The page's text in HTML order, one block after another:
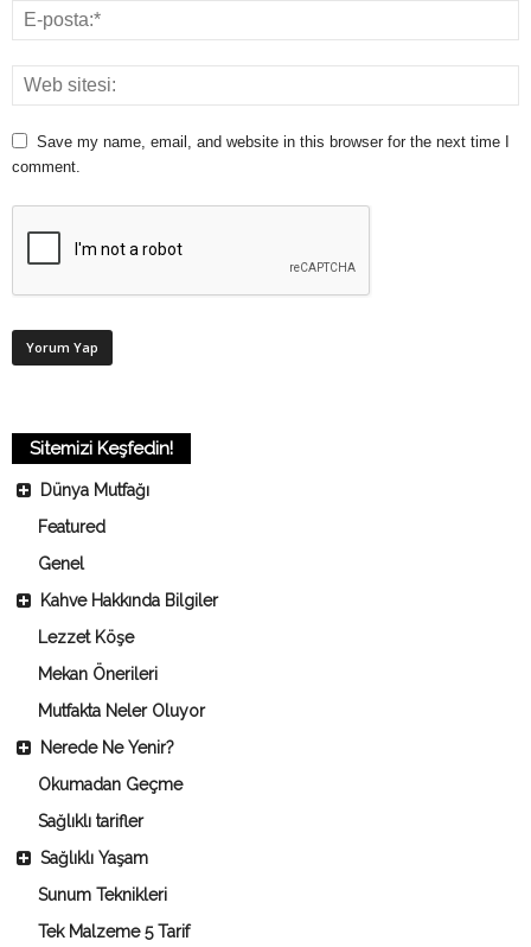
Save my name, email, and website in this browser for the next time I
comment.
Sitemizi Keşfedin!
Dünya Mutfağı
Featured
Genel
Kahve Hakkında Bilgiler
Lezzet Köşe
Mekan Önerileri
Mutfakta Neler Oluyor
Nerede Ne Yenir?
Okumadan Geçme
Sağlıklı tarifler
Sağlıklı Yaşam
Sunum Teknikleri
Tek Malzeme 5 Tarif